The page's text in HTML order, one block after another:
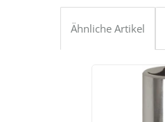
Ähnliche Artikel